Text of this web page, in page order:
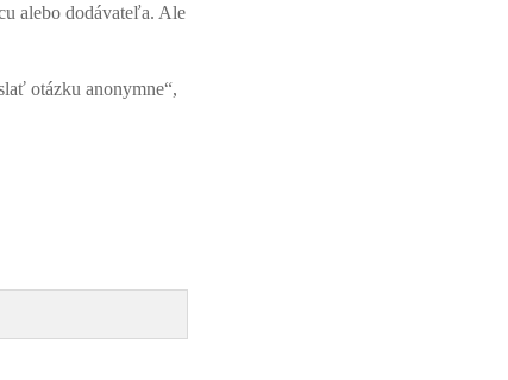
alebo dodávateľa. Ale
otázku anonymne“,